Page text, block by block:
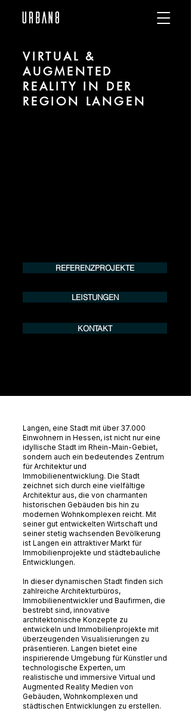
VIRTUAL &
AUGMENTED
REALITY IN DER
REGION LANGEN
REFERENZPROJEKTE
LEISTUNGEN
KONTAKT
Langen, eine Stadt mit über 37.000
Einwohnern in Hessen, ist nicht nur eine
idyllische Stadt im Rhein-Main-Gebiet,
sondern auch ein bedeutendes Zentrum
für Architektur und
Immobilienentwicklung. Die Stadt
zeichnet sich durch eine vielfältige
Architektur aus, die von charmanten
historischen Gebäuden bis hin zu
modernen Wohnkomplexen reicht. Mit
seiner gut entwickelten Wirtschaft und
seiner stetig wachsenden Bevölkerung
ist Langen ein attraktiver Markt für
Immobilienprojekte und städtebauliche
Entwicklungen.
In dieser dynamischen Stadt finden sich
zahlreiche Architekturbüros,
Immobilienentwickler und Baufirmen, die
bestrebt sind, innovative
architektonische Konzepte zu
entwickeln und Immobilienprojekte mit
überzeugenden Visualisierungen zu
präsentieren. Langen bietet eine
inspirierende Umgebung für Künstler und
technologische Experten, um
realistische und immersive Virtual und
Augmented Reality Medien von
Gebäuden, Wohnkomplexen und
städtischen Entwicklungen zu erstellen.